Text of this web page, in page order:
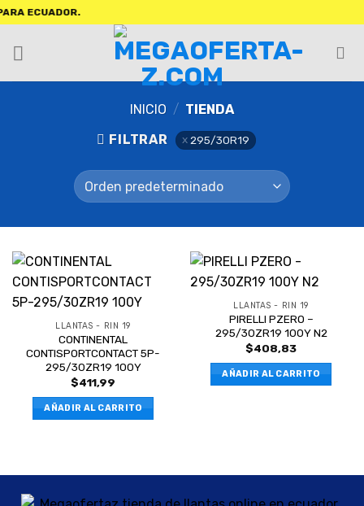
ECUADOR.
INICIO / TIENDA
FILTRAR
295/30R19
LLANTAS - RIN 19
CONTINENTAL
CONTISPORTCONTACT 5P-
295/30ZR19 100Y
$411,99
AÑADIR AL CARRITO
LLANTAS - RIN 19
PIRELLI PZERO –
295/30ZR19 100Y N2
$408,83
AÑADIR AL CARRITO